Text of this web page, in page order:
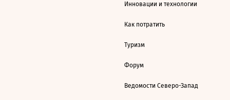
Инновации и технологии
Как потратить
Туризм
Форум
Ведомости Северо-Запад